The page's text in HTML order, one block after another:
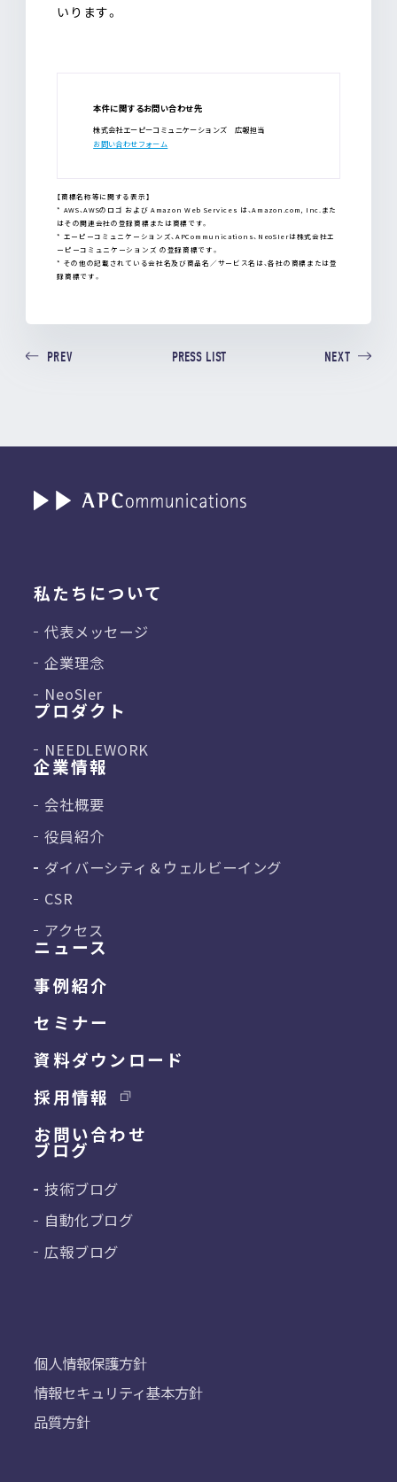
いります。
本件に関するお問い合わせ先
株式会社エーピーコミュニケーションズ 広報担当
お問い合わせフォーム
【商標名称等に関する表示】
* AWS、AWSのロゴ および Amazon Web Services は、Amazon.com, Inc.また
はその関連会社の登録商標または商標です。
* エーピーコミュニケーションズ、APCommunications、NeoSIerは株式会社エ
ーピーコミュニケーションズ の登録商標です。
* その他の記載されている会社名及び商品名／サービス名は、各社の商標または登
録商標です。
PREV PRESS LIST NEXT
個人情報保護方針
情報セキュリティ基本方針
品質方針
ニュース
事例紹介
セミナー
資料ダウンロード
採用情報
お問い合わせ
私たちについて
代表メッセージ
企業理念
NeoSIer
プロダクト
NEEDLEWORK
企業情報
会社概要
役員紹介
ダイバーシティ＆ ウェルビーイング
CSR
アクセス
ブログ
技術ブログ
自動化ブログ
広報ブログ